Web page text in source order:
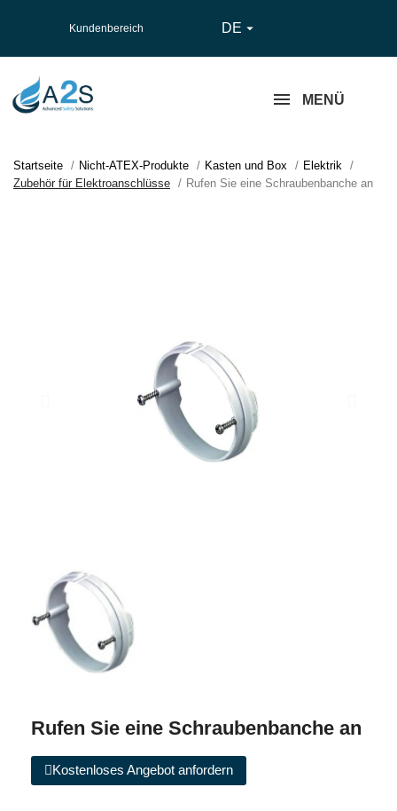
Kundenbereich DE 
MENÜ
Startseite Nicht-ATEX-Produkte Kasten und Box
Elektrik
Zubehör für Elektroanschlüsse
Rufen Sie eine Schraubenbanche an
Rufen Sie eine Schraubenbanche an
Kostenloses Angebot anfordern